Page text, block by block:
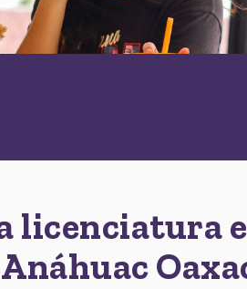
licenciatura